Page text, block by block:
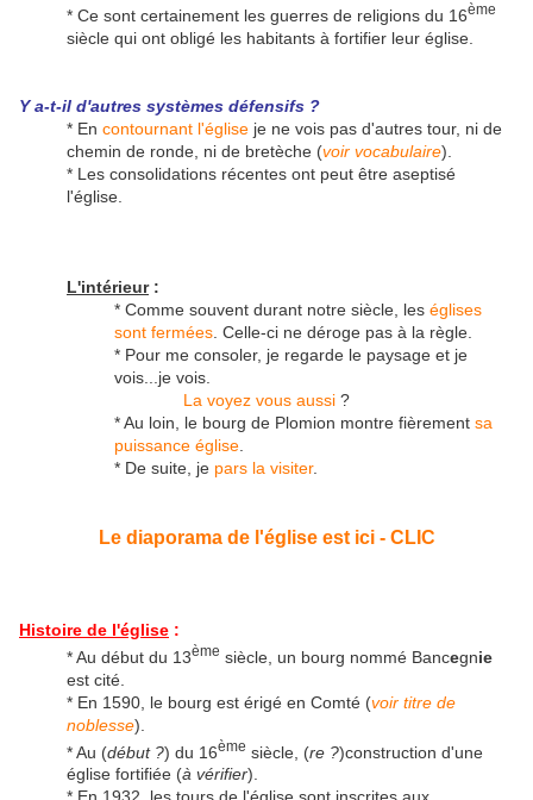
* Ce sont certainement les guerres de religions du 16ème
siècle qui ont obligé les habitants à fortifier leur église.
Y a-t-il d'autres systèmes défensifs ?
* En contournant l'église je ne vois pas d'autres tour, ni de
chemin de ronde, ni de bretèche (voir vocabulaire).
* Les consolidations récentes ont peut être aseptisé
l'église.
L'intérieur:
* Comme souvent durant notre siècle, les églises
sont fermées . Celle-ci ne déroge pas à la règle.
* Pour me consoler, je regarde le paysage et je
vois...je vois.
La voyez vous aussi ?
* Au loin, le bourg de Plomion montre fièrement sa
puissance église
* De suite, je pars la visiter.
Le diaporama de l'église est ici - CLIC
Histoire de l'église :
* Au début du 13ème siècle, un bourg nommé Bancegnie
est cité.
* En 1590, le bourg est érigé en Comté (voir titre de
noblesse).
* Au (début ?) du 16ème siècle, (re ?)construction d'une
église fortifiée (à vérifier).